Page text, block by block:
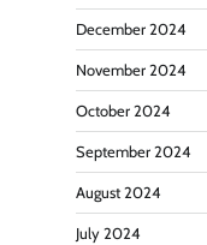
December 2024
November 2024
October 2024
September 2024
August 2024
July 2024